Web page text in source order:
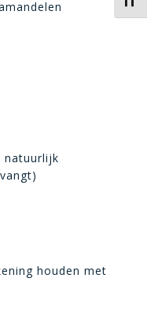
natuurlijk
houden met